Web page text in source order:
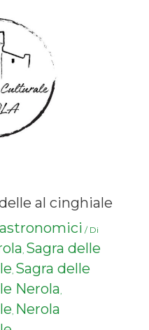
al cinghiale
/ Di
, Sagra delle
, Sagra delle
Nerola,
, Nerola